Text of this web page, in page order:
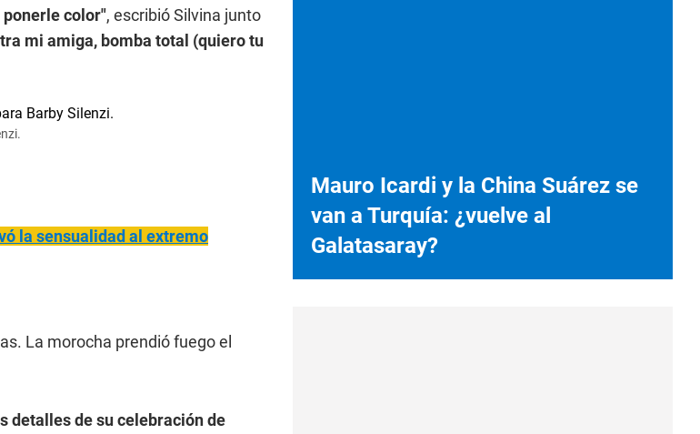
color", escribió Silvina junto
mi amiga, bomba total (quiero tu
la sensualidad al extremo
La morocha prendió fuego el
detalles de su celebración de
Mauro Icardi y la China Suárez se
van a Turquía: ¿vuelve al
Galatasaray?